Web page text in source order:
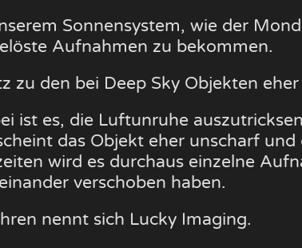
Sonnensystem, wie der
Aufnahmen zu bekommen.
zu den bei Deep Sky Objekten
ist es, die Luftunruhe
das Objekt eher unscharf
wird es durchaus einzelne
verschoben haben.
nennt sich Lucky Imaging.